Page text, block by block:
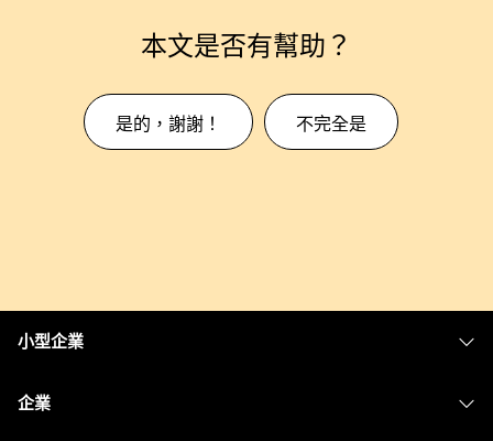
本文是否有幫助？
是的，謝謝！ 不完全是
小型企業
企業